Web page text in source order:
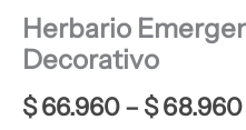
Herbario
Decorativo
$66.960– $68.960